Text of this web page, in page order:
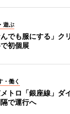
遊ぶ
んでも服にする」ク
初個展
・働く
トロ「銀座線」
で運行へ